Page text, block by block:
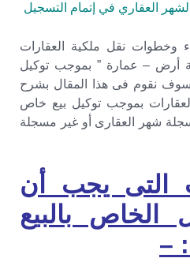
العقاري في إتمام التسجيل
وخطوات نقل ملكية العقارات
أرض – عمارة ” بموجب توكيل
نقوم فى هذا المقال بشرح
بموجب توكيل بيع خاص
شهر العقارى أو غير مسجلة
التى يجب أن
الخاص بالبيع
–